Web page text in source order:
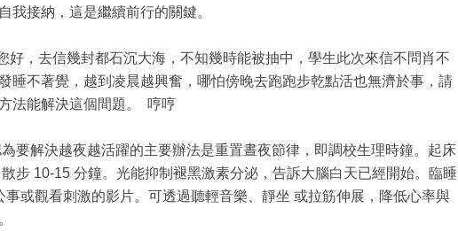
我接納，這是繼續前行的關鍵。
好，去信幾封都石沉大海，不知幾時能被抽中，學生此次來信不問肖不
睡不著覺，越到凌晨越興奮，哪怕傍晚去跑跑步乾點活也無濟於事，請
法能解決這個間題。 哼哼
要解決越夜越活躍的主要辦法是重置晝夜節律，即調校生理時鐘。起床
步 10-15 分鐘。光能抑制褪黑激素分泌，告訴大腦白天已經開始。臨睡
事或觀看刺激的影片。可透過聽輕音樂、靜坐 或拉筋伸展，降低心率與